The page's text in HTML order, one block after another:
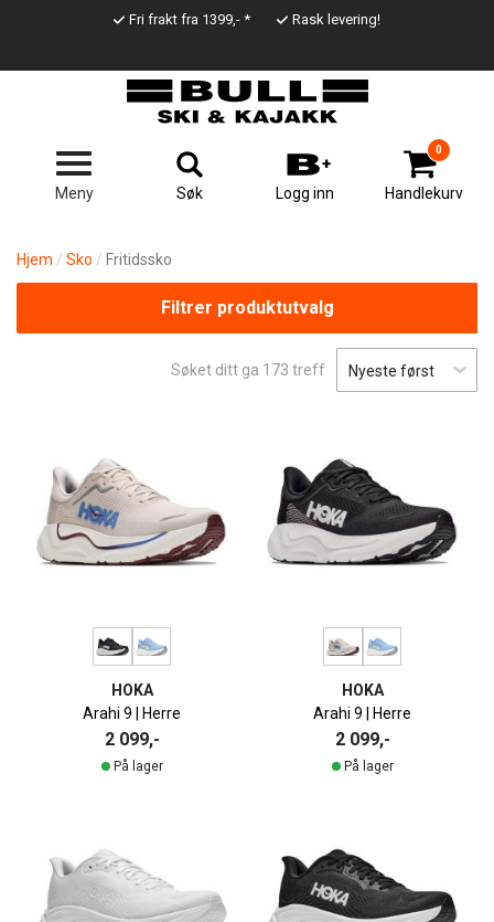
Line
Fri frakt fra 1399,- * Rask levering!
Meny Søk Logg inn Handlekurv
0
Hjem Sko Fritidssko
Filtrer produktutvalg
Søket ditt ga 173 treff
HOKA
Arahi 9 | Herre
2 099,-
På lager
HOKA
Arahi 9 | Herre
2 099,-
På lager